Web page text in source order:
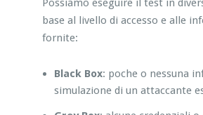
Possiamo eseguire il test in
base al livello di accesso e alle
fornite:
Black Box: poche o nessuna
simulazione di un attaccante